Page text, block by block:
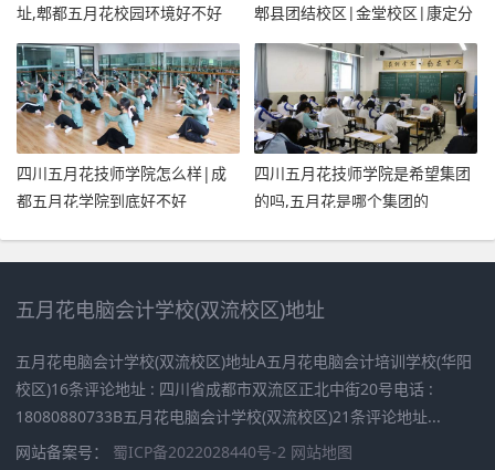
址,郫都五月花校园环境好不好
郫县团结校区|金堂校区|康定分
校
四川五月花技师学院怎么样|成
都五月花学院到底好不好
四川五月花技师学院是希望集团
的吗,五月花是哪个集团的
五月花电脑会计学校(双流校区)地址
五月花电脑会计学校(双流校区)地址A五月花电脑会计培训学校(华阳
校区)16条评论地址 : 四川省成都市双流区正北中街20号电话 :
18080880733B五月花电脑会计学校(双流校区)21条评论地址...
网站备案号： 蜀ICP备2022028440号-2 网站地图